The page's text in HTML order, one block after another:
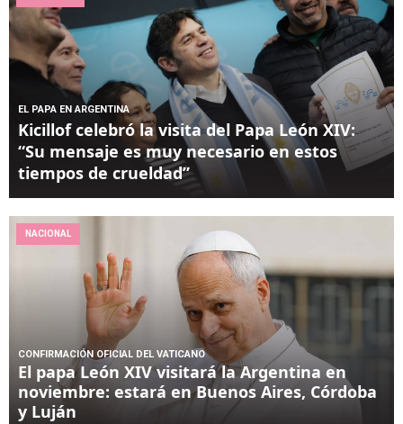
EL PAPA EN ARGENTINA
Kicillof celebró la visita del Papa León XIV:
“Su mensaje es muy necesario en estos
tiempos de crueldad”
NACIONAL
CONFIRMACIÓN OFICIAL DEL VATICANO
El papa León XIV visitará la Argentina en
noviembre: estará en Buenos Aires, Córdoba
y Luján